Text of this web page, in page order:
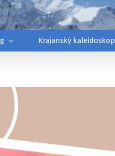
Krajanský kaleidoskop